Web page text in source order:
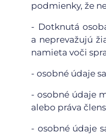
podmienky, že
- Dotknutá
a neprevažujú
namieta voči
- osobné údaje
- osobné údaje
alebo práva
- osobné údaje